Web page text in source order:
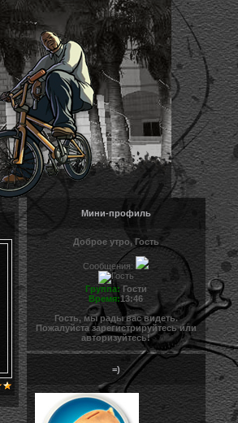
Мини-профиль
Доброе утро, Гость
Сообщения:
Группа: Гости
Время:13:46
Гость, мы рады вас видеть.
Пожалуйста зарегистрируйтесь или
авторизуйтесь!
=)